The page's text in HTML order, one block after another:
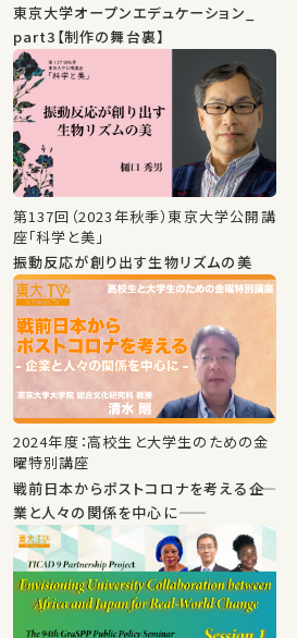
東京大学オープンエデュケーション_
part3【制作の舞台裏】
第137回（2023年秋季）東京大学公開講
座「科学と美」
振動反応が創り出す生物リズムの美
2024年度：高校生と大学生のための金
曜特別講座
戦前日本からポストコロナを考える――企
業と人々の関係を中心に――